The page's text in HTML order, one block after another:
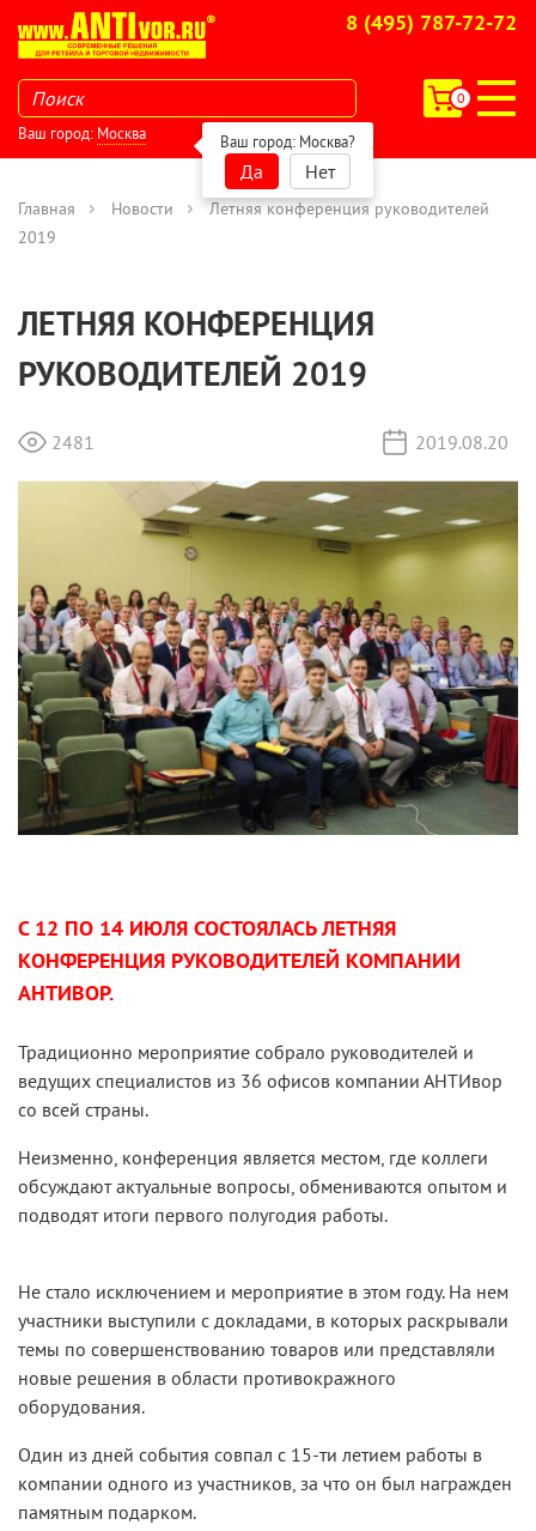
8 (495) 787-72-72
0
Ваш город: Москва Ваш город: Москва?
Да Нет
Главная Новости
Летняя конференция руководителей
2019
ЛЕТНЯЯ КОНФЕРЕНЦИЯ
РУКОВОДИТЕЛЕЙ 2019
2481 2019.08.20
С 12 ПО 14 ИЮЛЯ СОСТОЯЛАСЬ ЛЕТНЯЯ
КОНФЕРЕНЦИЯ РУКОВОДИТЕЛЕЙ КОМПАНИИ
АНТИВОР.
Традиционно мероприятие собрало руководителей и
ведущих специалистов из 36 офисов компании АНТИвор
со всей страны.
Неизменно, конференция является местом, где коллеги
обсуждают актуальные вопросы, обмениваются опытом и
подводят итоги первого полугодия работы.
Не стало исключением и мероприятие в этом году. На нем
участники выступили с докладами, в которых раскрывали
темы по совершенствованию товаров или представляли
новые решения в области противокражного
оборудования.
Один из дней события совпал с 15-ти летием работы в
компании одного из участников, за что он был награжден
памятным подарком.